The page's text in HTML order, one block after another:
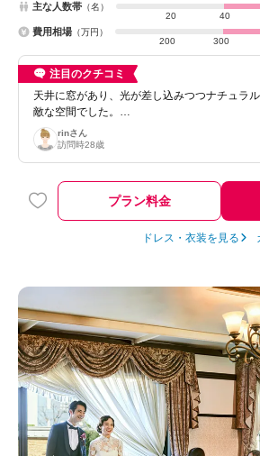
主な人数帯 （名）
20
40
費用相場 （万円）
200
300
注目のクチコミ
天井に窓があり、光が差し込みつつナチュラ
敵な空間でした。…
rinさん
訪問時28歳
プラン料金
ドレス・衣装を見る